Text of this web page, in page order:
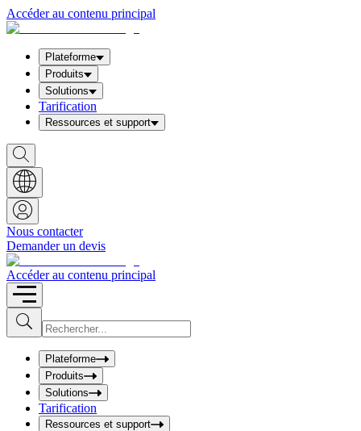
Accéder au contenu principal
Plateforme
Produits
Solutions
Tarification
Ressources et support
S
h
o
w
S
e
a
r
c
h
b
o
x
Nous contacter
Demander un devis
Accéder au contenu principal
S
u
b
I
n
u
t
S
e
a
Plateforme
Produits
Solutions
Tarification
Ressources et support